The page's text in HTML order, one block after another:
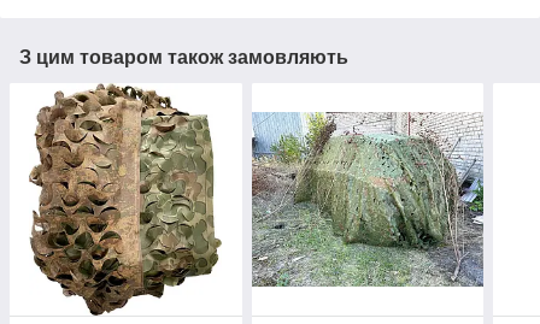
З цим товаром також замовляють